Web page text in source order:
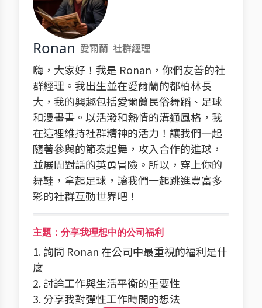
Ronan 愛爾蘭 社群經理
嗨，大家好！我是 Ronan，你們友善的社
群經理。我出生並在愛爾蘭的都柏林長
大，我的興趣包括愛爾蘭民俗舞蹈、足球
和漫畫書。以活潑和熱情的溝通風格，我
在這裡維持社群精神的活力！讓我們一起
隨著參與的節奏起舞，攻入合作的進球，
並展開對話的英勇冒險。所以，穿上你的
舞鞋，拿起足球，讓我們一起跳進豐富多
彩的社群互動世界吧！
主題：分享我理想中的公司福利
1. 詢問 Ronan 在公司中最重視的福利是什
麼
2. 討論工作與生活平衡的重要性
3. 分享我對彈性工作時間的想法